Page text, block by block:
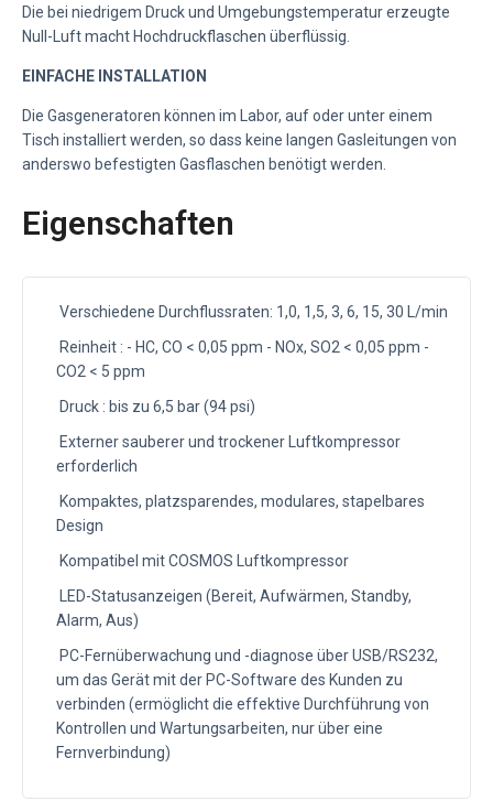
Die bei niedrigem Druck und Umgebungstemperatur erzeugte
Null-Luft macht Hochdruckflaschen überflüssig.
EINFACHE INSTALLATION
Die Gasgeneratoren können im Labor, auf oder unter einem
Tisch installiert werden, so dass keine langen Gasleitungen von
anderswo befestigten Gasflaschen benötigt werden.
Eigenschaften
Verschiedene Durchflussraten: 1,0, 1,5, 3, 6, 15, 30 L/min
Reinheit : - HC, CO < 0,05 ppm - NOx, SO2 < 0,05 ppm -
CO2 < 5 ppm
Druck : bis zu 6,5 bar (94 psi)
Externer sauberer und trockener Luftkompressor
erforderlich
Kompaktes, platzsparendes, modulares, stapelbares
Design
Kompatibel mit COSMOS Luftkompressor
LED-Statusanzeigen (Bereit, Aufwärmen, Standby,
Alarm, Aus)
PC-Fernüberwachung und -diagnose über USB/RS232,
um das Gerät mit der PC-Software des Kunden zu
verbinden (ermöglicht die effektive Durchführung von
Kontrollen und Wartungsarbeiten, nur über eine
Fernverbindung)